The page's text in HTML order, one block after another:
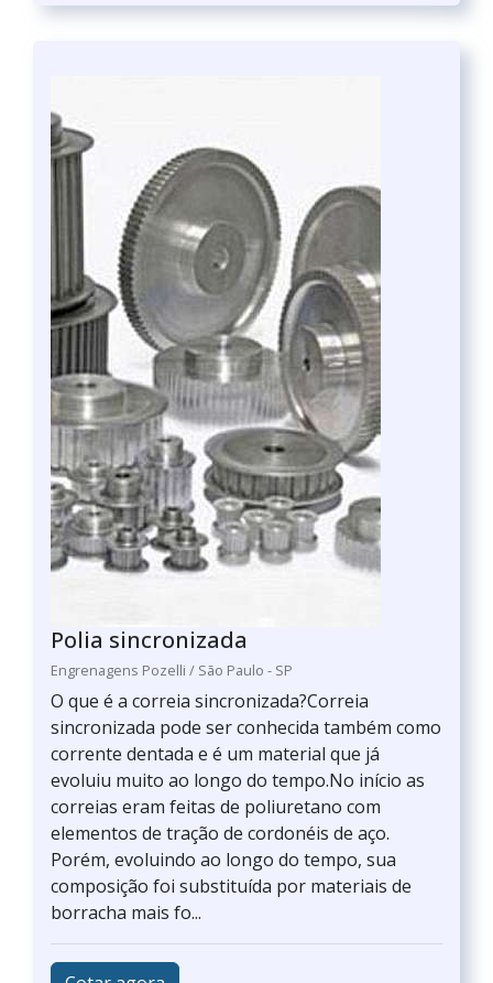
Polia sincronizada
Engrenagens Pozelli / São Paulo - SP
O que é a correia sincronizada?Correia
sincronizada pode ser conhecida também como
corrente dentada e é um material que já
evoluiu muito ao longo do tempo.No início as
correias eram feitas de poliuretano com
elementos de tração de cordonéis de aço.
Porém, evoluindo ao longo do tempo, sua
composição foi substituída por materiais de
borracha mais fo...